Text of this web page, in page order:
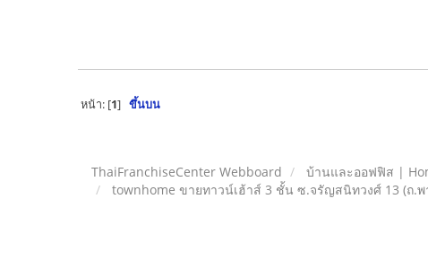
หน้า: [1] ขึ้นบน
ThaiFranchiseCenter Webboard บ้านและออฟฟิส |
townhome ขายทาวน์เฮ้าส์ 3 ชั้น ซ.จรัญสนิทวงศ์ 13 (ถ.